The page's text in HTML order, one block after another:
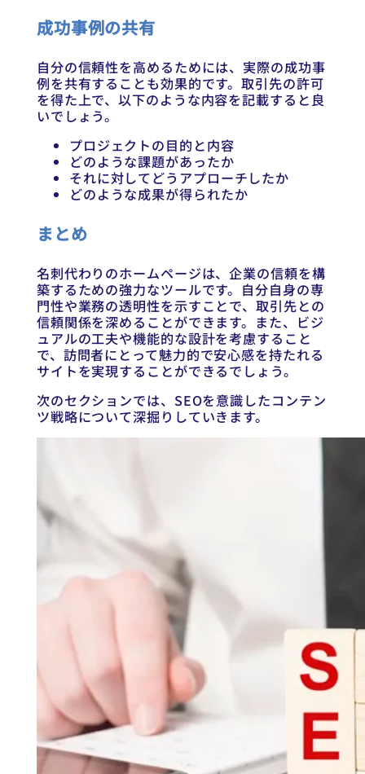
成功事例の共有
自分の信頼性を高めるためには、実際の成功事
例を共有することも効果的です。取引先の許可
を得た上で、以下のような内容を記載すると良
いでしょう。
プロジェクトの目的と内容
どのような課題があったか
それに対してどうアプローチしたか
どのような成果が得られたか
まとめ
名刺代わりのホームページは、企業の信頼を構
築するための強力なツールです。自分自身の専
門性や業務の透明性を示すことで、取引先との
信頼関係を深めることができます。また、ビジ
ュアルの工夫や機能的な設計を考慮すること
で、訪問者にとって魅力的で安心感を持たれる
サイトを実現することができるでしょう。
次のセクションでは、SEOを意識したコンテン
ツ戦略について深掘りしていきます。